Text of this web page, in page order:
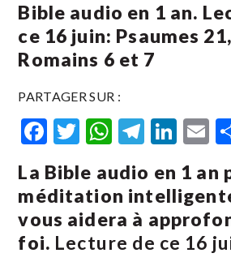
Bible audio en 1 an.
ce 16 juin: Psaumes
Romains 6 et 7
PARTAGER SUR :
Facebook
Twitter
La Bible audio en 1 an
méditation
vous aidera à
foi. Lecture de ce 16